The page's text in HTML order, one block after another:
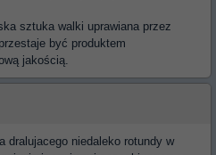
sztuka walki uprawiana przez
być produktem
jakością.
dralujacego niedaleko rotundy w